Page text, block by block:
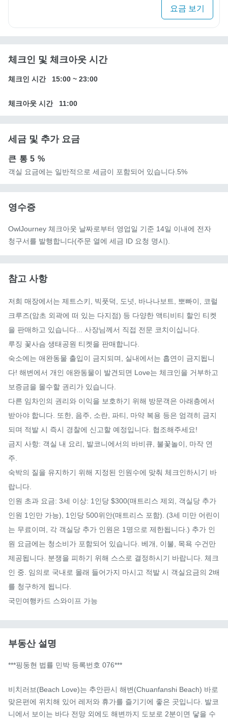
요금 보기
체크인 및 체크아웃 시간
체크인 시간 15:00 ~ 23:00
체크아웃 시간 11:00
세금 및 추가 요금
큰 통5 %
객실 요금에는 일반적으로 세금이 포함되어 있습니다.5%
영수증
OwlJourney 체크아웃 날짜로부터 영업일 기준 14일 이내에 전자
청구서를 발행합니다(주문 열에 세금 ID 요청 명시).
참고 사항
저희 매장에서는 제트스키, 빅풋덕, 도넛, 바나나보트, 뽀빠이, 코럴
크루즈(암초 외곽에 떠 있는 다지점) 등 다양한 액티비티 할인 티켓
을 판매하고 있습니다... 사장님께서 직접 전문 코치이십니다.
루징 꽃사슴 생태공원 티켓을 판매합니다.
숙소에는 애완동물 출입이 금지되며, 실내에서는 흡연이 금지됩니
다! 해변에서 개인 애완동물이 발견되면 Love는 체크인을 거부하고
보증금을 몰수할 권리가 있습니다.
다른 임차인의 권리와 이익을 보호하기 위해 방문객은 아래층에서
받아야 합니다. 또한, 음주, 소란, 파티, 마약 복용 등은 엄격히 금지
되며 적발 시 즉시 경찰에 신고할 예정입니다. 협조해주세요!
금지 사항: 객실 내 요리, 발코니에서의 바비큐, 불꽃놀이, 마작 연
주.
숙박의 질을 유지하기 위해 지정된 인원수에 맞춰 체크인하시기 바
랍니다.
인원 초과 요금: 3세 이상: 1인당 $300(매트리스 제외, 객실당 추가
인원 1인만 가능), 1인당 500위안(매트리스 포함). (3세 미만 어린이
는 무료이며, 각 객실당 추가 인원은 1명으로 제한됩니다.) 추가 인
원 요금에는 청소비가 포함되어 있습니다. 베개, 이불, 목욕 수건만
제공됩니다. 분쟁을 피하기 위해 스스로 결정하시기 바랍니다. 체크
인 중. 임의로 국내로 몰래 들어가지 마시고 적발 시 객실요금의 2배
를 청구하게 됩니다.
국민여행카드 스와이프 가능
부동산 설명
***핑둥현 법률 민박 등록번호 076***
비치러브(Beach Love)는 추안판시 해변(Chuanfanshi Beach) 바로
맞은편에 위치해 있어 레저와 휴가를 즐기기에 좋은 곳입니다. 발코
니에서 보이는 바다 전망 외에도 해변까지 도보로 2분이면 닿을 수